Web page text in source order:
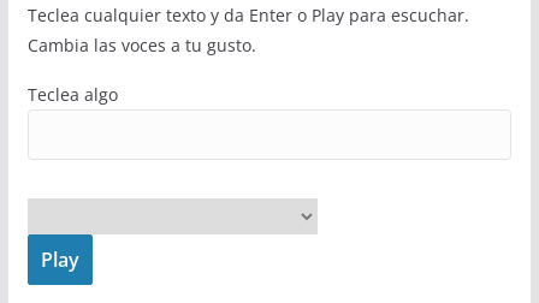
Teclea cualquier texto y da Enter o Play para escuchar.
Cambia las voces a tu gusto.
Teclea algo
Play